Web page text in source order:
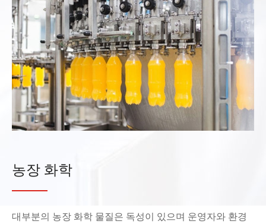
농장 화학
대부분의 농장 화학 물질은 독성이 있으며 운영자와 환경